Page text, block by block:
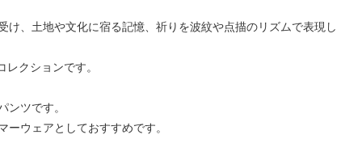
、土地や文化に宿る記憶、祈りを波紋や点描のリズムで表現し
レクションです。
ンツです。
ウェアとしておすすめです。